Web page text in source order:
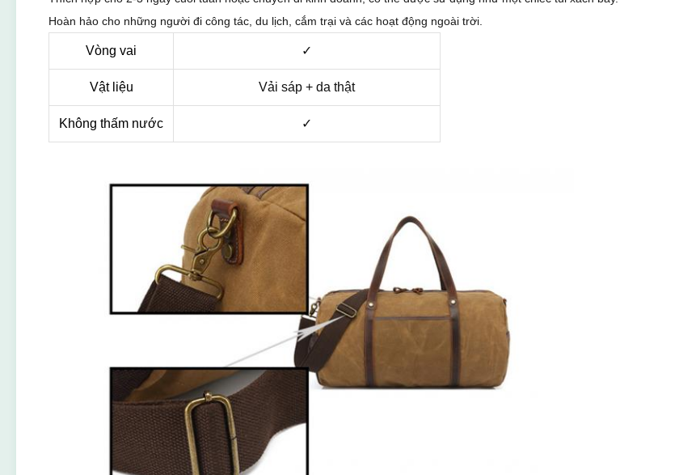
Hoàn hảo cho những người đi công tác, du lịch, cắm trại và các hoạt động ngoài trời.
Vòng vai ✓
Vật liệu Vải sáp + da thật
Không thấm nước ✓